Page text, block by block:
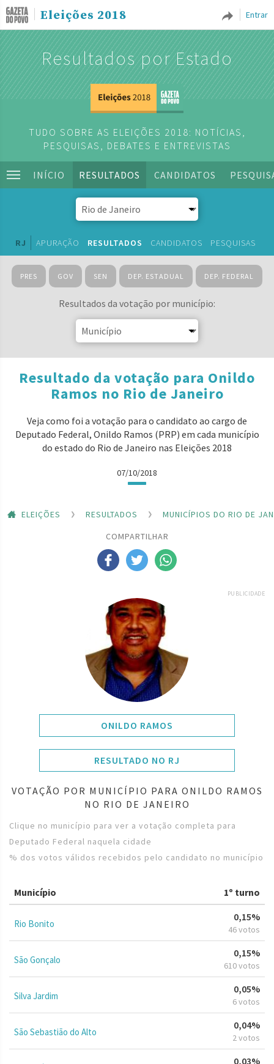
Entrar
Eleições 2018
Resultados por Estado
TUDO SOBRE AS ELEIÇÕES 2018: NOTÍCIAS,
PESQUISAS, DEBATES E ENTREVISTAS
INÍCIO RESULTADOS CANDIDATOS
RJ APURAÇÃO RESULTADOS CANDIDATOS PESQUISAS
PRES GOV SEN DEP. ESTADUAL DEP. FEDERAL
Resultados da votação por município:
Resultado da votação para Onildo
Ramos no Rio de Janeiro
Veja como foi a votação para o candidato ao cargo de
Deputado Federal, Onildo Ramos (PRP) em cada município
do estado do Rio de Janeiro nas Eleições 2018
07/10/2018
ELEIÇÕES RESULTADOS
MUNICÍPIOS DO RIO DE
COMPARTILHAR
PUBLICIDADE
ONILDO RAMOS
RESULTADO NO RJ
VOTAÇÃO POR MUNICÍPIO PARA ONILDO RAMOS
NO RIO DE JANEIRO
Clique no município para ver a votação completa para
Deputado Federal naquela cidade
% dos votos válidos recebidos pelo candidato no município
Município 1º turno
Rio Bonito
0,15%
46 votos
São Gonçalo
0,15%
610 votos
Silva Jardim
0,05%
6 votos
São Sebastião do Alto
0,04%
2 votos
0,03%